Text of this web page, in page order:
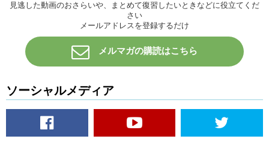
見逃した動画のおさらいや、まとめて復習したいときなどに役立てくだ
さい
メールアドレスを登録するだけ
メルマガの購読はこちら
ソーシャルメディア